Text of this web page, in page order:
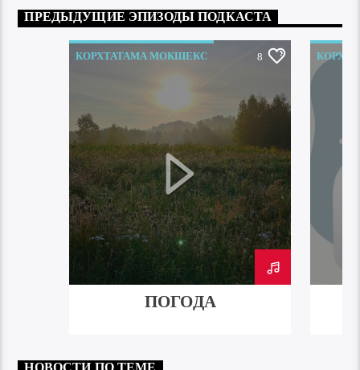
ПРЕДЫДУЩИЕ ЭПИЗОДЫ ПОДКАСТА
КОРХТАТАМА МОКШЕКС 8
ПОГОДА